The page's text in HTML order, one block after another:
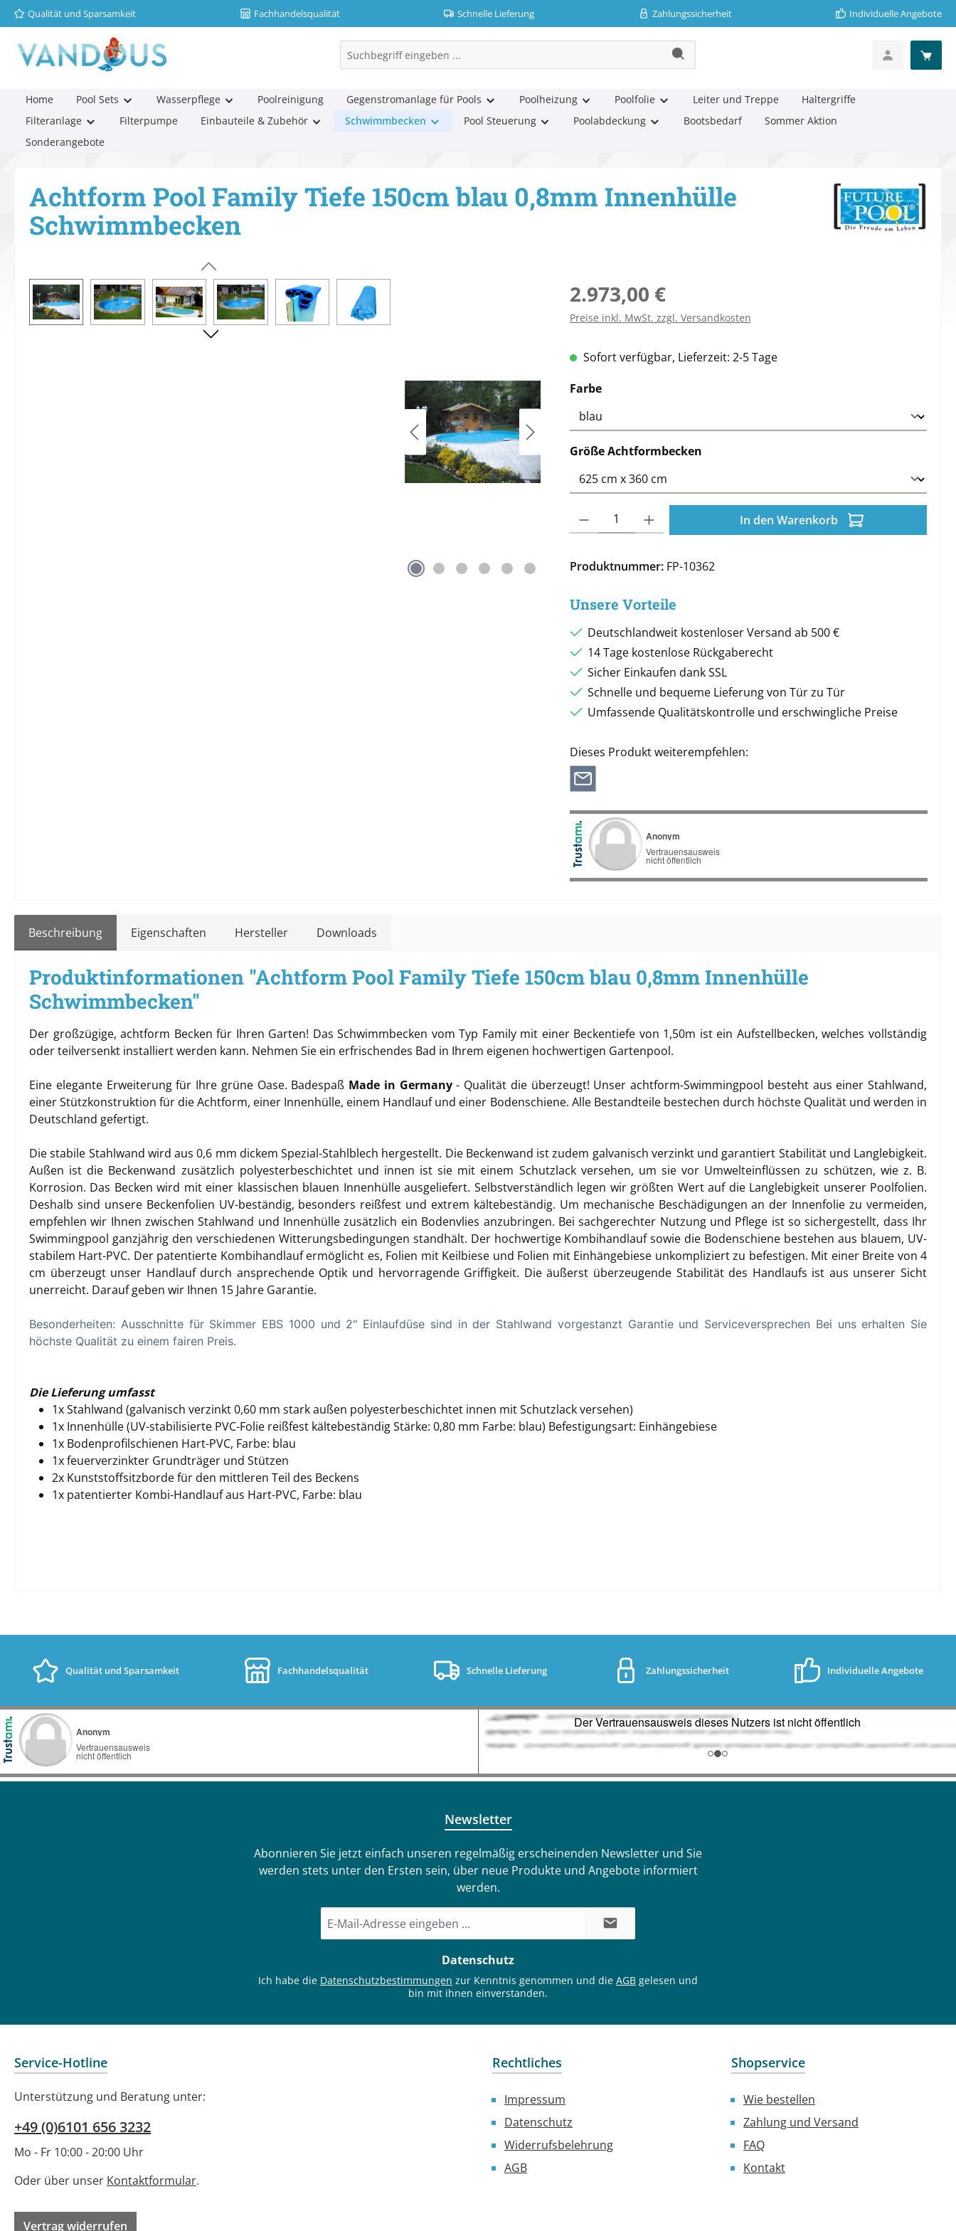
Hauptinhalt springen
Zur Suche springen
Zur Hauptnavigation springen
Qualität und Sparsamkeit Fachhandelsqualität Schnelle Lieferung Zahlungssicherheit Individuelle Angebote
Home Pool Sets Wasserpflege Poolreinigung Gegenstromanlage für Pools Poolheizung Poolfolie Leiter und Treppe
Haltergriffe
Filteranlage
Filterpumpe Einbauteile & Zubehör Schwimmbecken Pool Steuerung Poolabdeckung Bootsbedarf
Sommer Aktion
Sonderangebote
Achtform Pool Family Tiefe 150cm blau 0,8mm Innenhülle
Schwimmbecken
Bildergalerie überspringen Regulärer Preis:
2.973,00 €
Preise inkl. MwSt. zzgl. Versandkosten
Sofort verfügbar, Lieferzeit: 2-5 Tage
Farbeauswählen
Größe Achtformbeckenauswählen
Produkt Anzahl: Gib den gewünschten Wert ein oder benutze die
In den Warenkorb
Produktnummer: FP-10362
Unsere Vorteile
Deutschlandweit kostenloser Versand ab 500 €
14 Tage kostenlose Rückgaberecht
Sicher Einkaufen dank SSL
Schnelle und bequeme Lieferung von Tür zu Tür
Umfassende Qualitätskontrolle und erschwingliche Preise
Dieses Produkt weiterempfehlen:
Beschreibung Eigenschaften Hersteller Downloads
Produktinformationen "Achtform Pool Family Tiefe 150cm blau 0,8mm Innenhülle
Schwimmbecken"
Der großzügige, achtform Becken für Ihren Garten! Das Schwimmbecken vom Typ Family mit einer Beckentiefe von 1,50m ist ein Aufstellbecken, welches vollständig
oder teilversenkt installiert werden kann. Nehmen Sie ein erfrischendes Bad in Ihrem eigenen hochwertigen Gartenpool.
Eine elegante Erweiterung für Ihre grüne Oase. Badespaß Made in Germany- Qualität die überzeugt! Unser achtform-Swimmingpool besteht aus einer Stahlwand,
einer Stützkonstruktion für die Achtform, einer Innenhülle, einem Handlauf und einer Bodenschiene. Alle Bestandteile bestechen durch höchste Qualität und werden in
Deutschland gefertigt.
Die stabile Stahlwand wird aus 0,6 mm dickem Spezial-Stahlblech hergestellt. Die Beckenwand ist zudem galvanisch verzinkt und garantiert Stabilität und Langlebigkeit.
Außen ist die Beckenwand zusätzlich polyesterbeschichtet und innen ist sie mit einem Schutzlack versehen, um sie vor Umwelteinflüssen zu schützen, wie z. B.
Korrosion. Das Becken wird mit einer klassischen blauen Innenhülle ausgeliefert. Selbstverständlich legen wir größten Wert auf die Langlebigkeit unserer Poolfolien.
Deshalb sind unsere Beckenfolien UV-beständig, besonders reißfest und extrem kältebeständig. Um mechanische Beschädigungen an der Innenfolie zu vermeiden,
empfehlen wir Ihnen zwischen Stahlwand und Innenhülle zusätzlich ein Bodenvlies anzubringen. Bei sachgerechter Nutzung und Pflege ist so sichergestellt, dass Ihr
Swimmingpool ganzjährig den verschiedenen Witterungsbedingungen standhält. Der hochwertige Kombihandlauf sowie die Bodenschiene bestehen aus blauem, UV-
stabilem Hart-PVC. Der patentierte Kombihandlauf ermöglicht es, Folien mit Keilbiese und Folien mit Einhängebiese unkompliziert zu befestigen. Mit einer Breite von 4
cm überzeugt unser Handlauf durch ansprechende Optik und hervorragende Griffigkeit. Die äußerst überzeugende Stabilität des Handlaufs ist aus unserer Sicht
unerreicht. Darauf geben wir Ihnen 15 Jahre Garantie.
Besonderheiten: Ausschnitte für Skimmer EBS 1000 und 2" Einlaufdüse sind in der Stahlwand vorgestanzt Garantie und Serviceversprechen Bei uns erhalten Sie
höchste Qualität zu einem fairen Preis.
Die Lieferung umfasst
1x Stahlwand (galvanisch verzinkt 0,60 mm stark außen polyesterbeschichtet innen mit Schutzlack versehen)
1x Innenhülle (UV-stabilisierte PVC-Folie reißfest kältebeständig Stärke: 0,80 mm Farbe: blau) Befestigungsart: Einhängebiese
1x Bodenprofilschienen Hart-PVC, Farbe: blau
1x feuerverzinkter Grundträger und Stützen
2x Kunststoffsitzborde für den mittleren Teil des Beckens
1x patentierter Kombi-Handlauf aus Hart-PVC, Farbe: blau
Qualität und Sparsamkeit Fachhandelsqualität Schnelle Lieferung Zahlungssicherheit Individuelle Angebote
Newsletter
Abonnieren Sie jetzt einfach unseren regelmäßig erscheinenden Newsletter und Sie
werden stets unter den Ersten sein, über neue Produkte und Angebote informiert
werden.
Mail-
Datenschutz
Ich habe die Datenschutzbestimmungen zur Kenntnis genommen und die AGB gelesen und
bin mit ihnen einverstanden.
Service-Hotline
Unterstützung und Beratung unter:
+49 (0)6101 656 3232
Mo - Fr 10:00 - 20:00 Uhr
Oder über unser Kontaktformular.
Vertrag widerrufen
Rechtliches
Impressum
Datenschutz
Widerrufsbelehrung
AGB
Shopservice
Wie bestellen
Zahlung und Versand
FAQ
Kontakt